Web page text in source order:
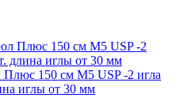
Плюс 150 см М5 USP -2 игла
иглы от 30 мм